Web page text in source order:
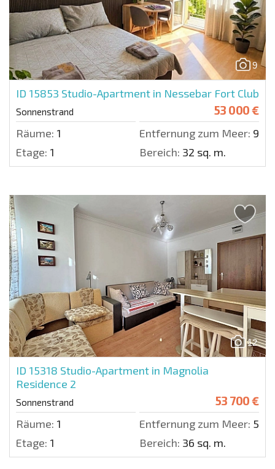
9
ID 15853 Studio-Apartment in Nessebar Fort Club
Sonnenstrand 53 000 €
Räume: 1 Entfernung zum Meer: 900
Etage: 1 Bereich: 32 sq. m.
12
ID 15318 Studio-Apartment in Magnolia
Residence 2
Sonnenstrand 53 700 €
Räume: 1 Entfernung zum Meer: 500
Etage: 1 Bereich: 36 sq. m.